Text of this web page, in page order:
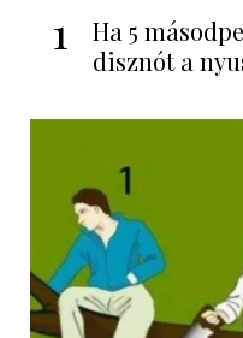
1
Ha 5
disznót a